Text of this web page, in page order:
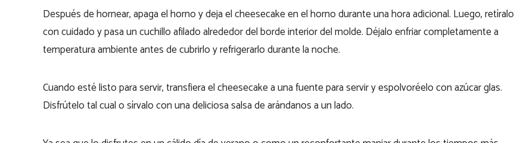
Después de hornear, apaga el horno y deja el cheesecake en el horno durante una hora adicional. Luego, retíralo
con cuidado y pasa un cuchillo afilado alrededor del borde interior del molde. Déjalo enfriar completamente a
temperatura ambiente antes de cubrirlo y refrigerarlo durante la noche.
Cuando esté listo para servir, transfiera el cheesecake a una fuente para servir y espolvoréelo con azúcar glas.
Disfrútelo tal cual o sírvalo con una deliciosa salsa de arándanos a un lado.